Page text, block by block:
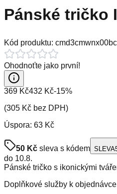
Pánské tričko
Kód produktu:
Ohodnoťte jako první!
369 Kč432 Kč-15%
(305 Kč bez DPH)
Úspora: 63 Kč
50 Kč sleva s kódem
do 10.8.
Pánské tričko s ikonickými
Doplňkové služby k objednávce